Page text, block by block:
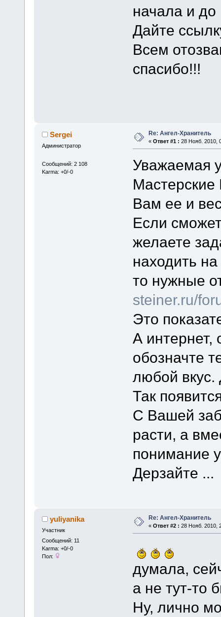
начала и до
Дайте
Всем
спасибо!!!
Sergei
Администратор
Сообщений: 2 108
Karma: +0/-0
Re: Ангел-Хранитель
« Ответ #1 : 28 Нояб. 2010,
Уважаемая
Вам ее и
Если
желаете
находить
то нужные
steiner.ru/
Это
А интернет,
обозначте
любой вкус.
Так
С Вашей
расти, а
понимание
Дерзайте ...
yuliyanika
Участник
Сообщений: 11
Karma: +0/-0
Пол:
Re: Ангел-Хранитель
« Ответ #2 : 28 Нояб. 2010,
думала,
а не тут-то
Ну, лично